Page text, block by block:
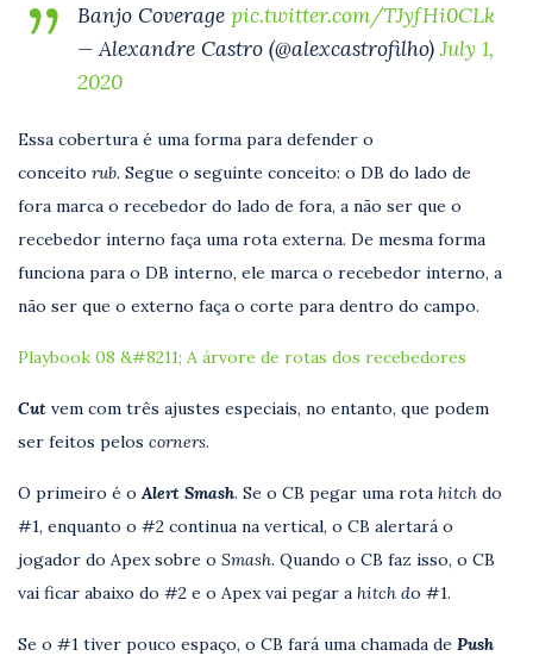
Banjo Coverage pic.twitter.com/TJyfHi0CLk
— Alexandre Castro (@alexcastrofilho)July 1,
2020
Essa cobertura é uma forma para defender o
conceito rub. Segue o seguinte conceito: o DB do lado de
fora marca o recebedor do lado de fora, a não ser que o
recebedor interno faça uma rota externa. De mesma forma
funciona para o DB interno, ele marca o recebedor interno, a
não ser que o externo faça o corte para dentro do campo.
Playbook 08 &#8211; A árvore de rotas dos recebedores
Cut vem com três ajustes especiais, no entanto, que podem
ser feitos pelos corners.
O primeiro é oAlert Smash. Se o CB pegar uma rota hitch do
#1, enquanto o #2 continua na vertical, o CB alertará o
jogador do Apex sobre o Smash. Quando o CB faz isso, o CB
vai ficar abaixo do #2 e o Apex vai pegar a hitch do #1.
Se o #1 tiver pouco espaço, o CB fará uma chamada de Push